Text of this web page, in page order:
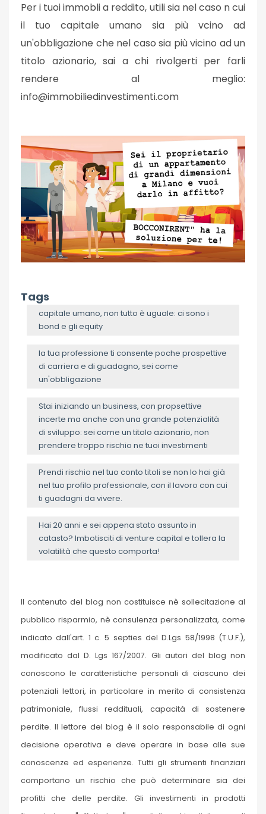
Per i tuoi immobli a reddito, utili sia nel caso n cui
il tuo capitale umano sia più vcino ad
un'obbligazione che nel caso sia più vicino ad un
titolo azionario, sai a chi rivolgerti per farli
rendere al meglio:
info@immobiliedinvestimenti.com
Tags
capitale umano, non tutto è uguale: ci sono i
bond e gli equity
la tua professione ti consente poche prospettive
di carriera e di guadagno, sei come
un'obbligazione
Stai iniziando un business, con propsettive
incerte ma anche con una grande potenzialità
di sviluppo: sei come un titolo azionario, non
prendere troppo rischio ne tuoi investimenti
Prendi rischio nel tuo conto titoli se non lo hai già
nel tuo profilo professionale, con il lavoro con cui
ti guadagni da vivere.
Hai 20 anni e sei appena stato assunto in
catasto? Imbotisciti di venture capital e tollera la
volatilità che questo comporta!
Il contenuto del blog non costituisce nè sollecitazione al
pubblico risparmio, nè consulenza personalizzata, come
indicato dall'art. 1 c. 5 septies del D.Lgs 58/1998 (T.U.F.),
modificato dal D. Lgs 167/2007. Gli autori del blog non
conoscono le caratteristiche personali di ciascuno dei
potenziali lettori, in particolare in merito di consistenza
patrimoniale, flussi reddituali, capacità di sostenere
perdite. Il lettore del blog è il solo responsabile di ogni
decisione operativa e deve operare in base alle sue
conoscenze ed esperienze. Tutti gli strumenti finanziari
comportano un rischio che può determinare sia dei
profitti che delle perdite. Gli investimenti in prodotti